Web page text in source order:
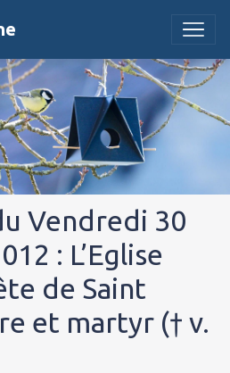
Vendredi 30
: L’Eglise
de Saint
et martyr († v.